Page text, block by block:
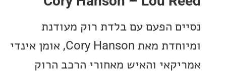
הפעם עם בלדת רוק מעודנת
ומיוחדת מאת Cory Hanson, אומן אינדי
והאיש מאחורי הרכב הרוק